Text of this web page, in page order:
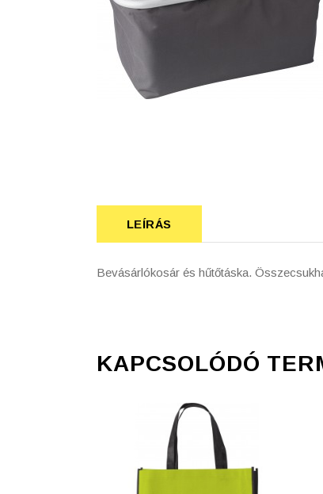
LEÍRÁS
Bevásárlókosár és hűtőtáska.
KAPCSOLÓDÓ